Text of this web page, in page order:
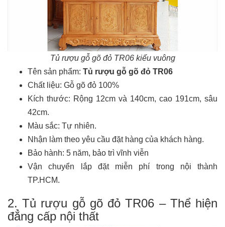
Tủ rượu gỗ gõ đỏ TR06 kiểu vuông
Tên sản phẩm: Tủ rượu gỗ gõ đỏ TR06
Chất liệu: Gỗ gõ đỏ 100%
Kích thước: Rộng 12cm và 140cm, cao 191cm, sâu
42cm.
Màu sắc: Tự nhiên.
Nhận làm theo yêu cầu đặt hàng của khách hàng.
Bảo hành: 5 năm, bảo trì vĩnh viễn
Vận chuyển lắp đặt miễn phí trong nội thành
TP.HCM.
2. Tủ rượu gỗ gõ đỏ TR06 – Thể hiện
đẳng cấp nội thất